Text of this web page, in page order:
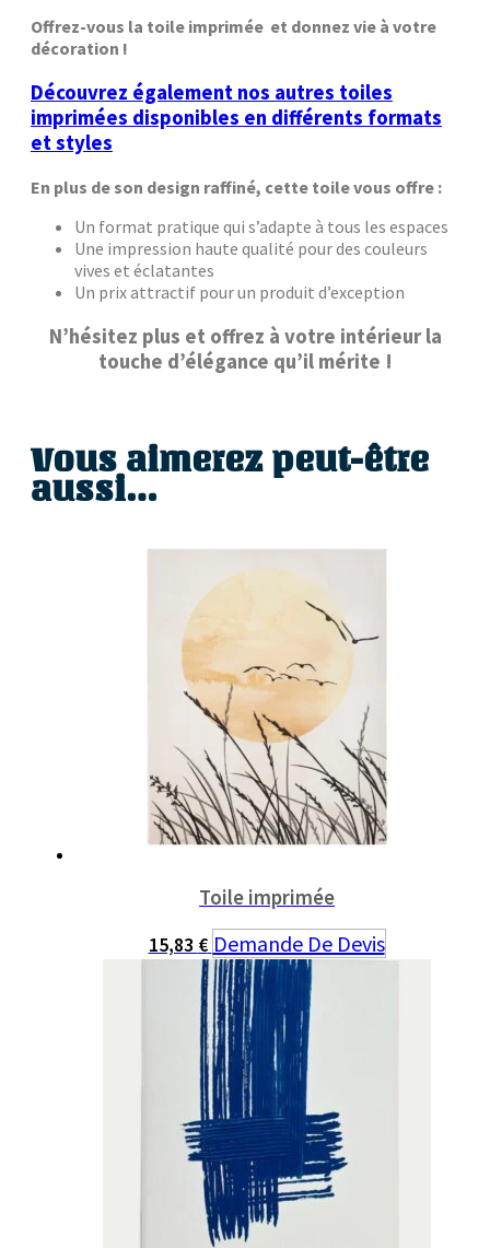
Offrez-vous la toile imprimée et donnez vie à votre
décoration !
Découvrez également nos autres toiles
imprimées disponibles en différents formats
et styles
En plus de son design raffiné, cette toile vous offre :
Un format pratique qui s’adapte à tous les espaces
Une impression haute qualité pour des couleurs
vives et éclatantes
Un prix attractif pour un produit d’exception
N’hésitez plus et offrez à votre intérieur la
touche d’élégance qu’il mérite !
Vous aimerez peut-être
aussi…
Toile imprimée
15,83 € Demande De Devis